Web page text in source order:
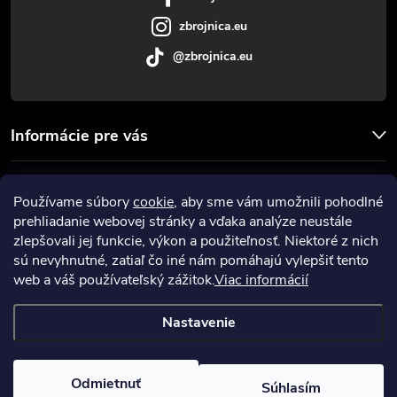
Používame súborycookie, aby sme vám umožnili pohodlné
prehliadanie webovej stránky a vďaka analýze neustále
zlepšovali jej funkcie, výkon a použiteľnosť. Niektoré z nich
sú nevyhnutné, zatiaľ čo iné nám pomáhajú vylepšiť tento
web a váš používateľský zážitok.Viac informácií
Nastavenie
Odmietnuť Súhlasím
y
v
ý
p
i
s
u
Informácie pre vás
Prijímame online platby
zbrojnica.eu
@zbrojnica.eu
cookies